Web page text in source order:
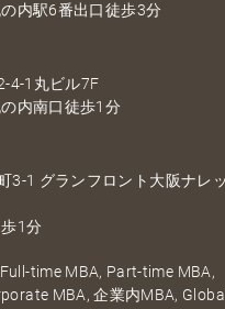
内駅6番出口徒歩3分
4-1丸ビル7F
内南口徒歩1分
3-1 グランフロント大阪ナレッ
1分
time MBA, Part-time MBA,
MBA, 企業内MBA, Global